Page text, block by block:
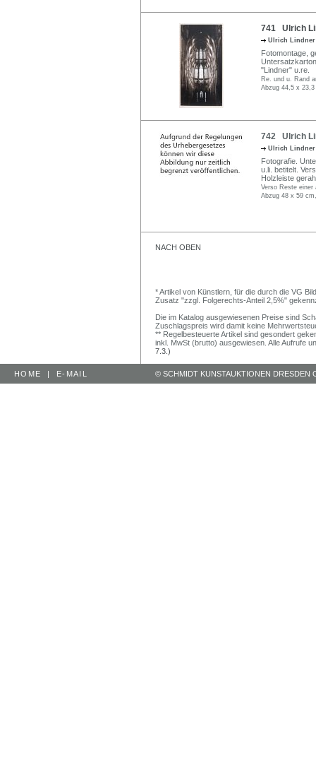
741 Ulrich
Ulrich
Fotomontage,
"Lindner" u.re.
Re. und u. Rand
Abzug 44,5 x
742 Ulrich
Ulrich
Fotografie.
u.li. betitelt.
Holzleiste
Verso Reste einer
Abzug 48 x 59
NACH OBEN
* Artikel von Künstlern, für die durch die VG
Zusatz "zzgl. Folgerechts-Anteil 2,5%"
Die im Katalog ausgewiesenen Preise sind
Zuschlagspreis wird damit keine
** Regelbesteuerte Artikel sind gesondert
inkl. MwSt (brutto) ausgewiesen. Alle Aufrufe
7.3.)
HOME | E-MAIL © SCHMIDT KUNSTAUKTIONEN DRESDEN